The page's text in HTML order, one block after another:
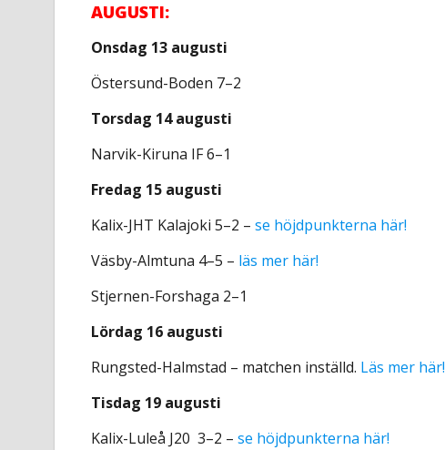
AUGUSTI:
Onsdag 13 augusti
Östersund-Boden 7–2
Torsdag 14 augusti
Narvik-Kiruna IF 6–1
Fredag 15 augusti
Kalix-JHT Kalajoki 5–2 –se höjdpunkterna här!
Väsby-Almtuna 4–5 – läs mer här!
Stjernen-Forshaga 2–1
Lördag 16 augusti
Rungsted-Halmstad – matchen inställd. Läs mer här!
Tisdag 19 augusti
Kalix-Luleå J20 3–2 –se höjdpunkterna här!